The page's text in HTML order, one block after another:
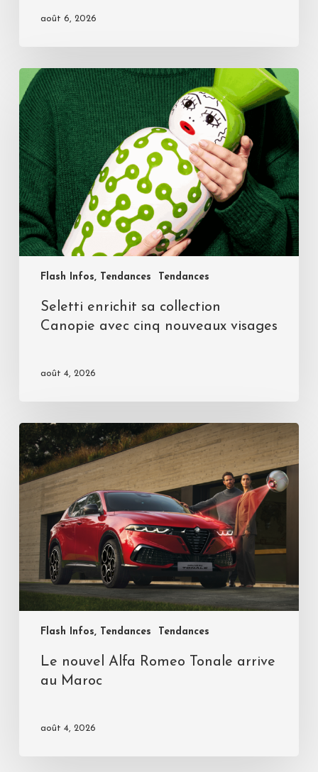
août 6, 2026
Flash Infos, Tendances Tendances
Seletti enrichit sa collection
Canopie avec cinq nouveaux visages
août 4, 2026
Flash Infos, Tendances Tendances
Le nouvel Alfa Romeo Tonale arrive
au Maroc
août 4, 2026